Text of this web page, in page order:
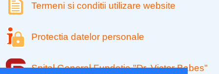
Termeni si conditii utilizare website
Protectia datelor personale
Spital General Fundatia "Dr. Victor Babes"